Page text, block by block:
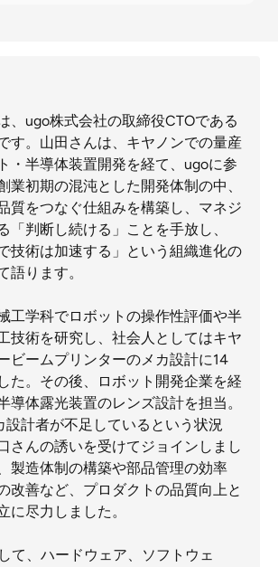
、ugo株式会社の取締役CTOである
す。山田さんは、キヤノンでの量産
・半導体装置開発を経て、ugoに参
業初期の混沌とした開発体制の中、
質をつなぐ仕組みを構築し、マネジ
「判断し続ける」ことを手放し、
技術は加速する」という組織進化の
語ります。
工学科でロボットの操作性評価や半
技術を研究し、社会人としてはキヤ
ビームプリンターのメカ設計に14
た。その後、ロボット開発企業を経
導体露光装置のレンズ設計を担当。
設計者が不足しているという状況
さんの誘いを受けてジョインしまし
製造体制の構築や部品管理の効率
改善など、プロダクトの品質向上と
に尽力しました。
て、ハードウェア、ソフトウェ